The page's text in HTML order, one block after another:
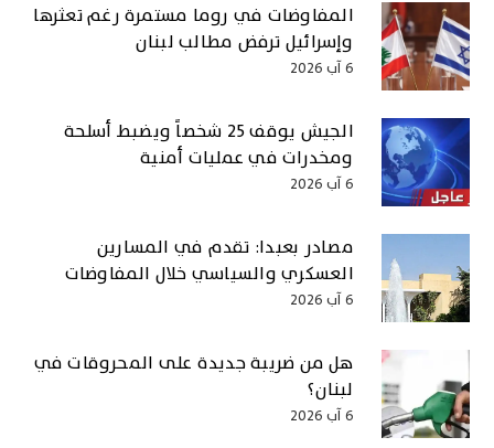
المفاوضات في روما مستمرة رغم تعثرها
وإسرائيل ترفض مطالب لبنان
6 آب 2026
الجيش يوقف 25 شخصاً ويضبط أسلحة
ومخدرات في عمليات أمنية
6 آب 2026
مصادر بعبدا: تقدم في المسارين
العسكري والسياسي خلال المفاوضات
6 آب 2026
هل من ضريبة جديدة على المحروقات في
لبنان؟
6 آب 2026